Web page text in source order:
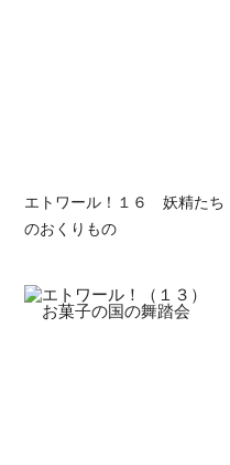
エトワール！１６ 妖精たち
のおくりもの